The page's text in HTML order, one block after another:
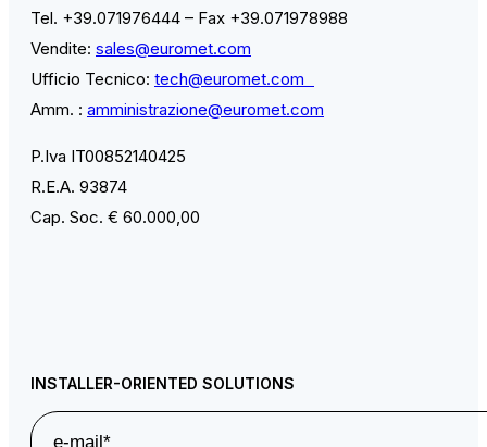
Tel. +39.071976444 – Fax +39.071978988
Vendite: sales@euromet.com
Ufficio Tecnico: tech@euromet.com
Amm. : amministrazione@euromet.com
P.Iva IT00852140425
R.E.A. 93874
Cap. Soc. € 60.000,00
INSTALLER-ORIENTED SOLUTIONS